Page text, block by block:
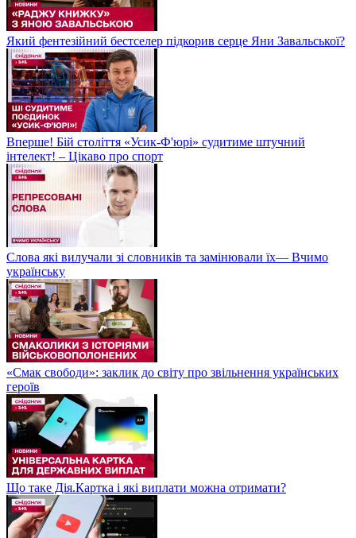
Який фентезійний бестселер підкорив серце Яни Завальської?
Вперше! Бій століття «Усик-Ф'юрі» судитиме штучний
інтелект! – Цікаво про спорт
Слова які вилучали зі словників та замінювали їх— Вчимо
українську
«Смак свободи»: заклик до світу про звільнення українських
героїв
Що таке Дія.Картка і які виплати можна отримати?